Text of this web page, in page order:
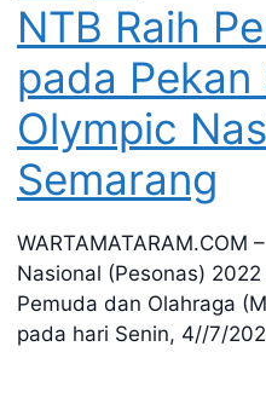
NTB Raih
pada Pekan
Olympic
Semarang
WARTAMATARAM.COM
Nasional (Pesonas)
Pemuda dan Olahraga
pada hari Senin, 4//7/